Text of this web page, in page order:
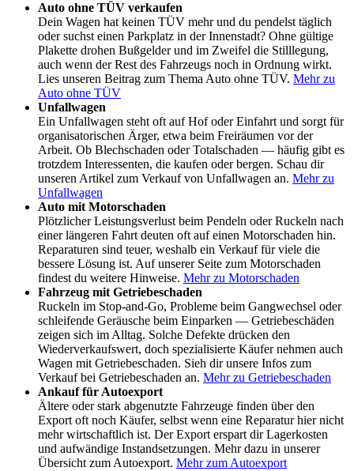
Auto ohne TÜV verkaufen
Dein Wagen hat keinen TÜV mehr und du pendelst täglich
oder suchst einen Parkplatz in der Innenstadt? Ohne gültige
Plakette drohen Bußgelder und im Zweifel die Stilllegung,
auch wenn der Rest des Fahrzeugs noch in Ordnung wirkt.
Lies unseren Beitrag zum Thema Auto ohne TÜV. Mehr zu
Auto ohne TÜV
Unfallwagen
Ein Unfallwagen steht oft auf Hof oder Einfahrt und sorgt für
organisatorischen Ärger, etwa beim Freiräumen vor der
Arbeit. Ob Blechschaden oder Totalschaden — häufig gibt es
trotzdem Interessenten, die kaufen oder bergen. Schau dir
unseren Artikel zum Verkauf von Unfallwagen an. Mehr zu
Unfallwagen
Auto mit Motorschaden
Plötzlicher Leistungsverlust beim Pendeln oder Ruckeln nach
einer längeren Fahrt deuten oft auf einen Motorschaden hin.
Reparaturen sind teuer, weshalb ein Verkauf für viele die
bessere Lösung ist. Auf unserer Seite zum Motorschaden
findest du weitere Hinweise. Mehr zu Motorschaden
Fahrzeug mit Getriebeschaden
Ruckeln im Stop-and-Go, Probleme beim Gangwechsel oder
schleifende Geräusche beim Einparken — Getriebeschäden
zeigen sich im Alltag. Solche Defekte drücken den
Wiederverkaufswert, doch spezialisierte Käufer nehmen auch
Wagen mit Getriebeschaden. Sieh dir unsere Infos zum
Verkauf bei Getriebeschaden an. Mehr zu Getriebeschaden
Ankauf für Autoexport
Ältere oder stark abgenutzte Fahrzeuge finden über den
Export oft noch Käufer, selbst wenn eine Reparatur hier nicht
mehr wirtschaftlich ist. Der Export erspart dir Lagerkosten
und aufwändige Instandsetzungen. Mehr dazu in unserer
Übersicht zum Autoexport. Mehr zum Autoexport